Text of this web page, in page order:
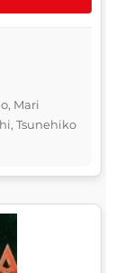
Mari
Tsunehiko